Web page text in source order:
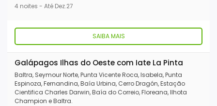
4 noites - Até Dez.27
SAIBA MAIS
Galápagos Ilhas do Oeste com Iate La Pinta
Baltra, Seymour Norte, Punta Vicente Roca, Isabela, Punta
Espinoza, Fernandina, Baía Urbina, Cerro Dragón, Estação
Cientifica Charles Darwin, Baía do Correio, Floreana, Ilhota
Champion e Baltra.